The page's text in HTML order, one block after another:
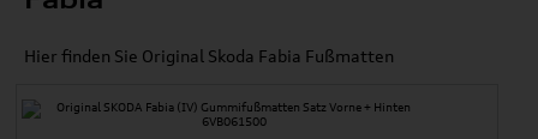
Hier finden Sie Original Skoda Fabia Fußmatten